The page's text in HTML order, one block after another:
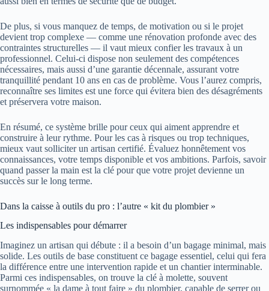
De plus, si vous manquez de temps, de motivation ou si le projet
devient trop complexe — comme une rénovation profonde avec des
contraintes structurelles — il vaut mieux confier les travaux à un
professionnel. Celui-ci dispose non seulement des compétences
nécessaires, mais aussi d’une garantie décennale, assurant votre
tranquillité pendant 10 ans en cas de problème. Vous l’aurez compris,
reconnaître ses limites est une force qui évitera bien des désagréments
et préservera votre maison.
En résumé, ce système brille pour ceux qui aiment apprendre et
construire à leur rythme. Pour les cas à risques ou trop techniques,
mieux vaut solliciter un artisan certifié. Évaluez honnêtement vos
connaissances, votre temps disponible et vos ambitions. Parfois, savoir
quand passer la main est la clé pour que votre projet devienne un
succès sur le long terme.
Dans la caisse à outils du pro : l’autre « kit du plombier »
Les indispensables pour démarrer
Imaginez un artisan qui débute : il a besoin d’un bagage minimal, mais
solide. Les outils de base constituent ce bagage essentiel, celui qui fera
la différence entre une intervention rapide et un chantier interminable.
Parmi ces indispensables, on trouve la clé à molette, souvent
surnommée « la dame à tout faire » du plombier, capable de serrer ou